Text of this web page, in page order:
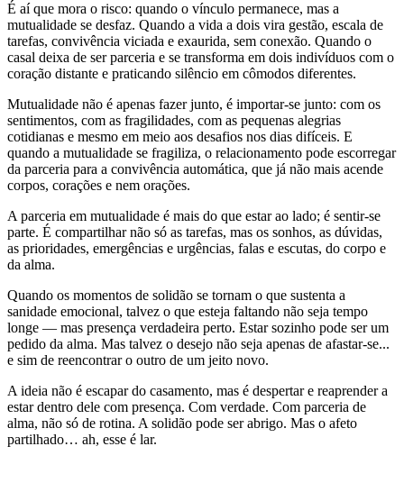
É aí que mora o risco: quando o vínculo permanece, mas a
mutualidade se desfaz. Quando a vida a dois vira gestão, escala de
tarefas, convivência viciada e exaurida, sem conexão. Quando o
casal deixa de ser parceria e se transforma em dois indivíduos com o
coração distante e praticando silêncio em cômodos diferentes.
Mutualidade não é apenas fazer junto, é importar-se junto: com os
sentimentos, com as fragilidades, com as pequenas alegrias
cotidianas e mesmo em meio aos desafios nos dias difíceis. E
quando a mutualidade se fragiliza, o relacionamento pode escorregar
da parceria para a convivência automática, que já não mais acende
corpos, corações e nem orações.
A parceria em mutualidade é mais do que estar ao lado; é sentir-se
parte. É compartilhar não só as tarefas, mas os sonhos, as dúvidas,
as prioridades, emergências e urgências, falas e escutas, do corpo e
da alma.
Quando os momentos de solidão se tornam o que sustenta a
sanidade emocional, talvez o que esteja faltando não seja tempo
longe — mas presença verdadeira perto. Estar sozinho pode ser um
pedido da alma. Mas talvez o desejo não seja apenas de afastar-se...
e sim de reencontrar o outro de um jeito novo.
A ideia não é escapar do casamento, mas é despertar e reaprender a
estar dentro dele com presença. Com verdade. Com parceria de
alma, não só de rotina. A solidão pode ser abrigo. Mas o afeto
partilhado… ah, esse é lar.